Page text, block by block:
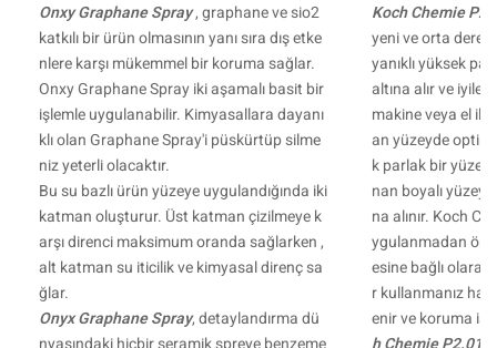
Onxy Graphane Spray, graphane ve sio2
katkılı bir ürün olmasının yanı sıra dış etke
nlere karşı mükemmel bir koruma sağlar.
Onxy Graphane Spray iki aşamalı basit bir
işlemle uygulanabilir. Kimyasallara dayanı
klı olan Graphane Spray'i püskürtüp silme
niz yeterli olacaktır.
Bu su bazlı ürün yüzeye uygulandığında iki
katman oluşturur. Üst katman çizilmeye k
arşı direnci maksimum oranda sağlarken ,
alt katman su iticilik ve kimyasal direnç sa
ğlar.
Onyx Graphane Spray, detaylandırma dü
Koch Chemie
yeni ve orta
yanıklı yüksek
altına alır ve
makine veya el
an yüzeyde
k parlak bir
nan boyalı
na alınır. Koch
ygulanmadan
esine bağlı
r kullanmanız
enir ve koruma